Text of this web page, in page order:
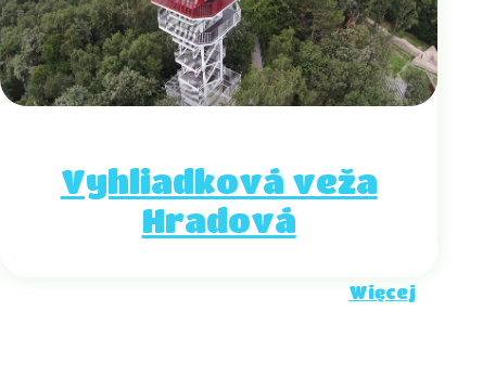
Vyhliadková veža
Hradová
Więcej